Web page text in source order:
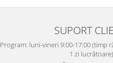
SUPORT
Program: luni-vineri 9:00-17:00 (timp
1 zi lucrătoare)